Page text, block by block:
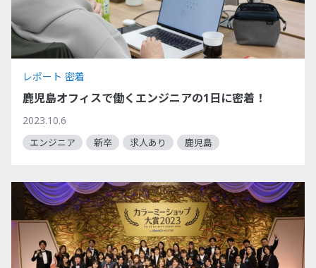
レポート 密着
鹿児島オフィスで働くエンジニアの1日に密着！
2023.10.6
エンジニア 新卒 求人あり 鹿児島